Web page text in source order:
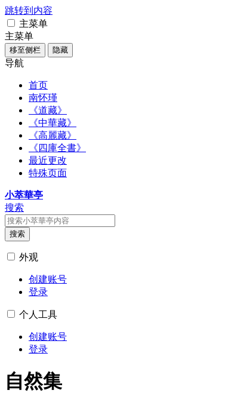
跳转到内容
主菜单
主菜单
移至侧栏 隐藏
导航
首页
南怀瑾
《道藏》
《中華藏》
《高麗藏》
《四庫全書》
最近更改
特殊页面
小萃華亭
搜索
搜索
外观
创建账号
登录
个人工具
创建账号
登录
自然集